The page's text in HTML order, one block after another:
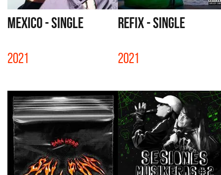
MEXICO - SINGLE
2021
REFIX - SINGLE
2021